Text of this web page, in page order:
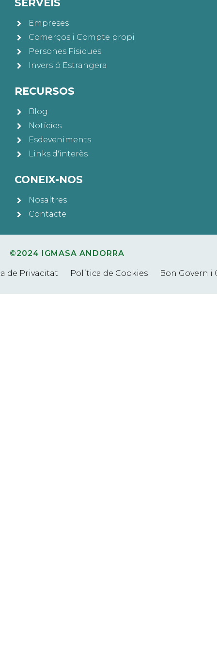
SERVEIS
Empreses
Comerços i Compte propi
Persones Físiques
Inversió Estrangera
RECURSOS
Blog
Notícies
Esdeveniments
Links d'interès
CONEIX-NOS
Nosaltres
Contacte
©2024 IGMASA ANDORRA
de Privacitat Política de Cookies Bon Govern i